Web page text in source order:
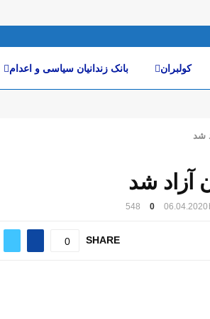
بانک زندانیان سیاسی و اعدام کولبران
شد
آزاد شد
06.04.2020
0
548
SHARE
0